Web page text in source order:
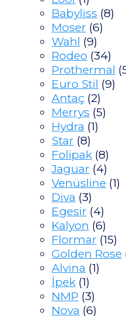
Babyliss (8)
Moser (6)
Wahl (9)
Rodeo (34)
Prothermal
Euro Stil (9)
Antaç (2)
Merrys (5)
Hydra (1)
Star (8)
Folipak (8)
Jaguar (4)
Venüsline (1)
Diva (3)
Egesir (4)
Kalyon (6)
Flormar (15)
Golden Rose
Alvina (1)
İpek (1)
NMP (3)
Nova (6)